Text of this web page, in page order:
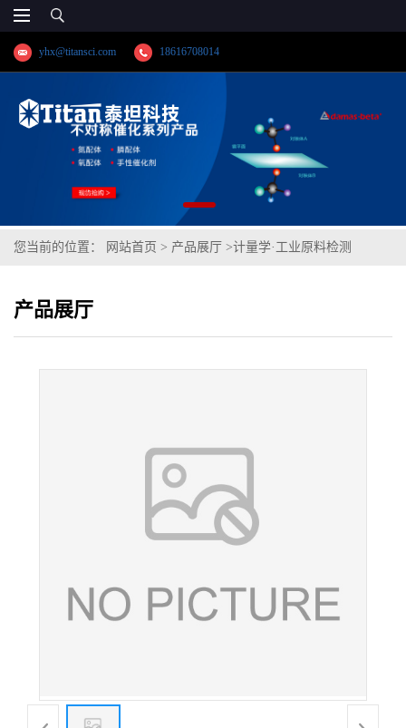
yhx@titansci.com 18616708014
您当前的位置： 网站首页 > 产品展厅 >计量学·工业原料检测
产品展厅